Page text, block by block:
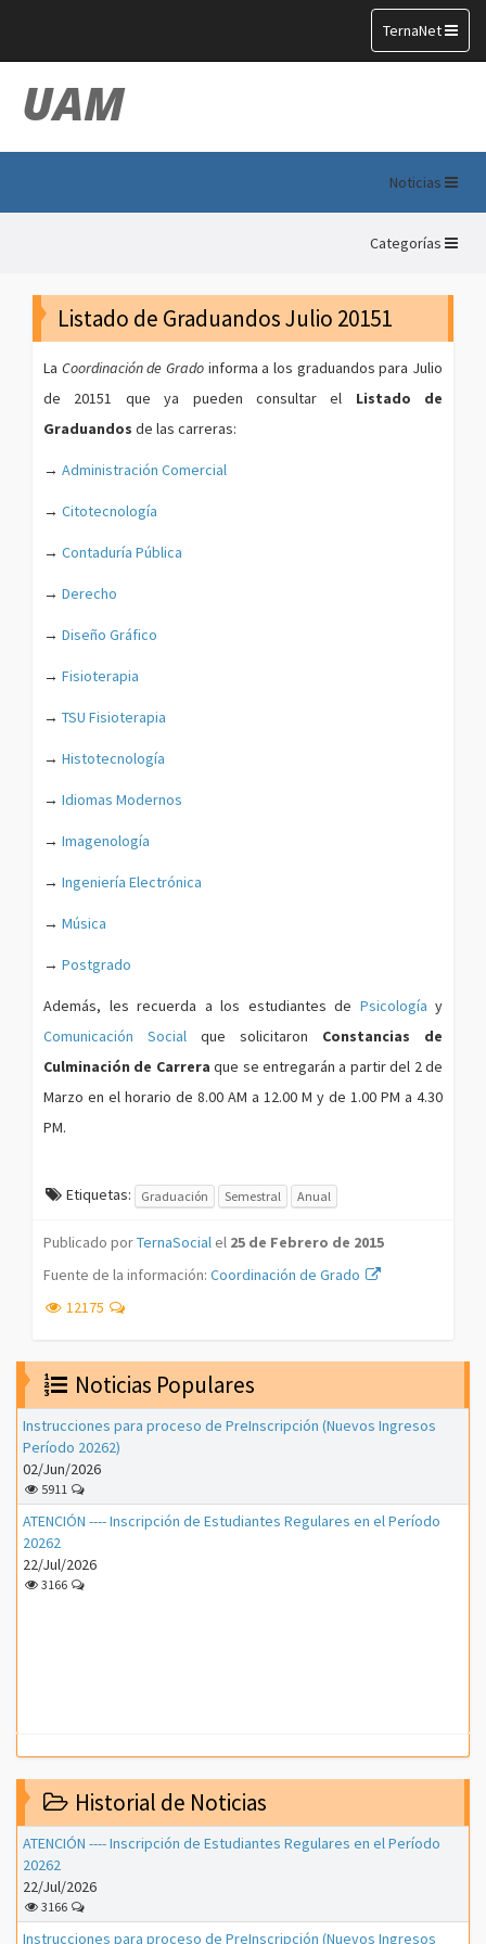
Toggle
navigation
TernaNet
UAM
Noticias
Categorías
Listado de Graduandos Julio 20151
La Coordinación de Grado informa a los graduandos para Julio
de 20151 que ya pueden consultar el Listado de
Graduandos de las carreras:
→ Administración Comercial
→ Citotecnología
→ Contaduría Pública
→ Derecho
→ Diseño Gráfico
→ Fisioterapia
→ TSU Fisioterapia
→ Histotecnología
→ Idiomas Modernos
→ Imagenología
→ Ingeniería Electrónica
→ Música
→ Postgrado
Además, les recuerda a los estudiantes de Psicología y
Comunicación Social que solicitaron Constancias de
Culminación de Carrera que se entregarán a partir del 2 de
Marzo en el horario de 8.00 AM a 12.00 M y de 1.00 PM a 4.30
PM.
Etiquetas: Graduación Semestral Anual
Publicado porTernaSocial el 25 de Febrero de 2015
Fuente de la información: Coordinación de Grado
12175
Noticias Populares
Instrucciones para proceso de PreInscripción (Nuevos Ingresos
Período 20262)
02/Jun/2026
5911
ATENCIÓN ---- Inscripción de Estudiantes Regulares en el Período
20262
22/Jul/2026
3166
Historial de Noticias
ATENCIÓN ---- Inscripción de Estudiantes Regulares en el Período
20262
22/Jul/2026
3166
Instrucciones para proceso de PreInscripción (Nuevos Ingresos